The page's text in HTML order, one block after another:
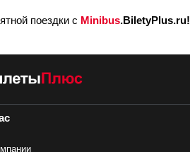
поездки с Minibus.BiletyPlus.ru!